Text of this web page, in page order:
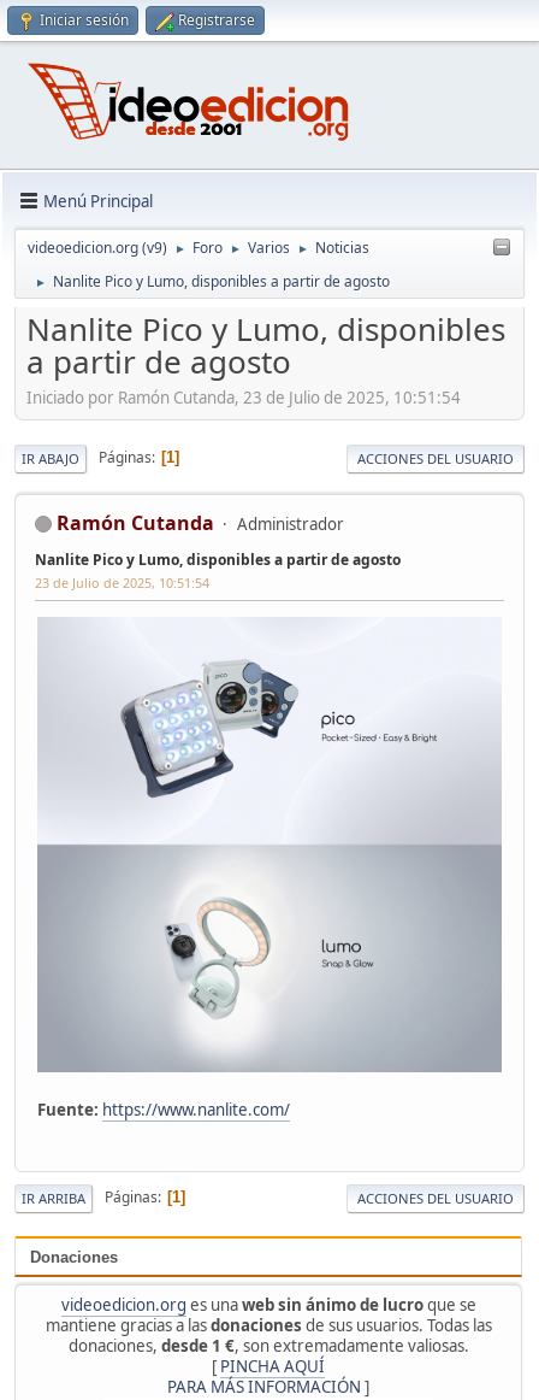
Iniciar sesión Registrarse
Menú Principal
videoedicion.org (v9) ► Foro ► Varios ► Noticias
► Nanlite Pico y Lumo, disponibles a partir de agosto
Donaciones
videoedicion.org es unaweb sin ánimo de lucroque se
mantiene gracias a lasdonaciones de sus usuarios. Todas las
donaciones, desde 1 €, son extremadamente valiosas.
[ PINCHA AQUÍ
PARA MÁS INFORMACIÓN ]
Nanlite Pico y Lumo, disponibles
a partir de agosto
Iniciado por Ramón Cutanda, 23 de Julio de 2025, 10:51:54
IR ABAJO Páginas 1 ACCIONES DEL USUARIO
Ramón Cutanda Administrador
Nanlite Pico y Lumo, disponibles a partir de agosto
23 de Julio de 2025, 10:51:54
Fuente: https://www.nanlite.com/
IR ARRIBA Páginas 1 ACCIONES DEL USUARIO